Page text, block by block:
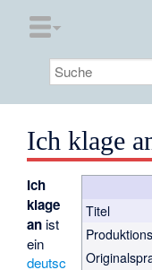
Ich klage
Titel
Ich
klage
an ist
ein
deutsc